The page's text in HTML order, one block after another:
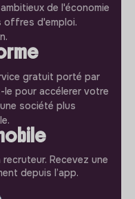
de l'économie
offres d'emploi.
gratuit porté par
le pour accélerer votre
société plus
Recevez une
depuis l’app.